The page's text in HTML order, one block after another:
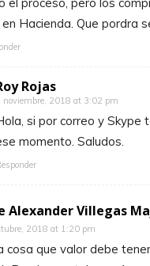
Hacienda. Que pordra
Rojas
noviembre, 2018 at 3:02 pm
si por correo y Skype
momento. Saludos.
Alexander Villegas
2018 at 1:20 pm
cosa que valor debe